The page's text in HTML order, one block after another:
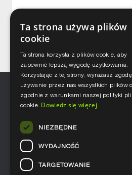
Zapytaj o kartę
Ta strona używa plików
cookie
Ta strona korzysta z plików cookie, aby
zapewnić lepszą wygodę użytkowania.
Korzystając z tej strony, wyrażasz
używanie przez nas wszystkich plików
zgodnie z warunkami naszej polityki
cookie. Dowiedz się więcej
NIEZBĘDNE
WYDAJNOŚĆ
TARGETOWANIE